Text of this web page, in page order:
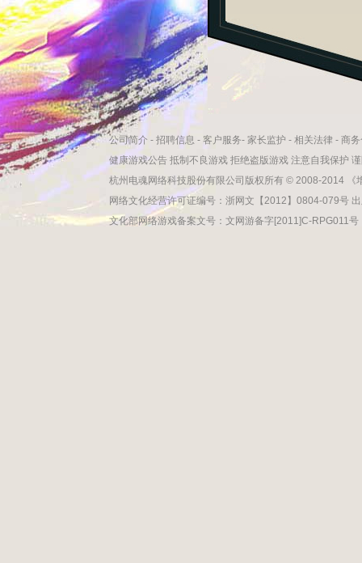
公司简介 - 招聘信息 - 客户服务- 家长监护 - 相关法律 - 商
健康游戏公告 抵制不良游戏 拒绝盗版游戏 注意自我保护
杭州电魂网络科技股份有限公司版权所有 © 2008-2014
网络文化经营许可证编号：浙网文【2012】0804-079号
文化部网络游戏备案文号：文网游备字[2011]C-RPG011号